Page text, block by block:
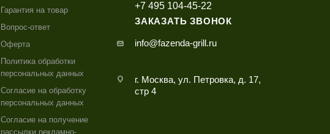
Гарантия на товар
Вопрос-ответ
Оферта
Политика обработки
персональных данных
Согласие на обработку
персональных данных
Согласие на получение
рассылки рекламно-
+7 495 104-45-22
ЗАКАЗАТЬ ЗВОНОК
info@fazenda-grill.ru
г. Москва, ул. Петровка, д. 17,
стр 4